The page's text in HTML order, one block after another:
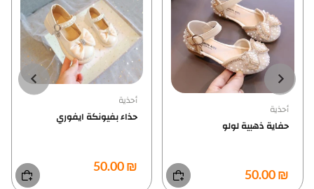
أحذية
حفاية ذهبية لولو
₪ 50.00
أحذية
حذاء بفيونكة ايفوري
₪ 50.00